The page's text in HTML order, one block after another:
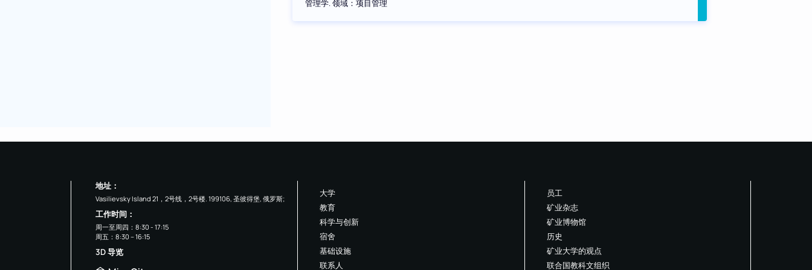
管理学. 领域：项目管理
地址：
Vasilievsky Island 21，2号线，2号楼. 199106, 圣彼得堡, 俄罗斯;
工作时间：
周一至周四：8:30 - 17:15
周五：8:30 – 16:15
3D 导览
大学
教育
科学与创新
宿舍
基础设施
联系人
员工
矿业杂志
矿业博物馆
历史
矿业大学的观点
联合国教科文组织